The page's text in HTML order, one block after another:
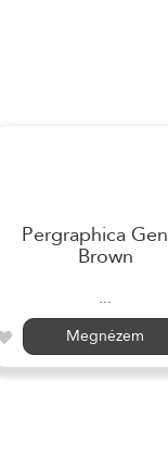
Pergraphica
Brown
...
Megnézem